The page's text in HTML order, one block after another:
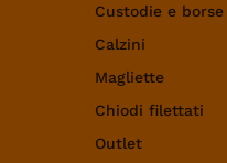
Custodie e
Calzini
Magliette
Chiodi filettati
Outlet